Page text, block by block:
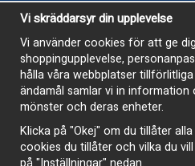
Vecka 32
Måndag kl 9-12, kl 13 - 15
Onsdag kl 9-12, kl 13 - 15
Tisdag, Tordag och Fredag stängt
E-Handelsbutiken är öppen och
sommaren
Vi skräddarsyr din upplevelse
Vi använder cookies för att ge
shoppingupplevelse,
hålla våra webbplatser
ändamål samlar vi in information
mönster och deras enheter.
Klicka på "Okej" om du tillåter
cookies du tillåter och vilka du